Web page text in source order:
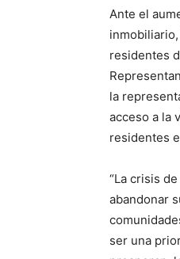
Ante el
residentes
la
acceso a la
residentes
“La crisis
abandonar
ser una